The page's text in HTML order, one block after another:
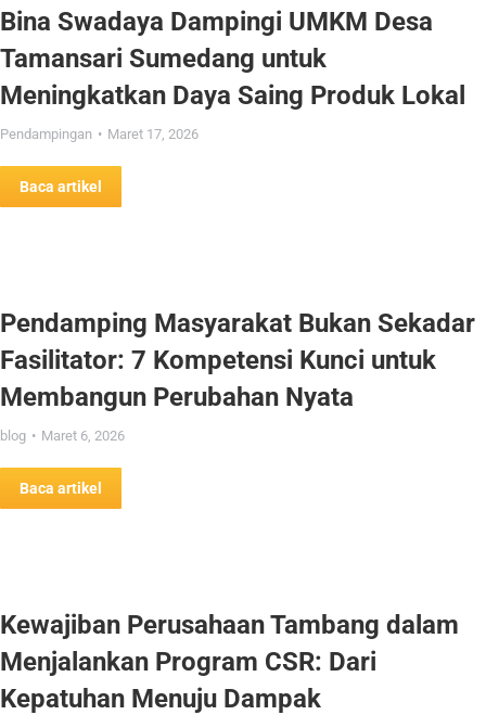
Bina Swadaya Dampingi UMKM Desa
Tamansari Sumedang untuk
Meningkatkan Daya Saing Produk Lokal
Pendampingan Maret 17, 2026
Baca artikel
Pendamping Masyarakat Bukan Sekadar
Fasilitator: 7 Kompetensi Kunci untuk
Membangun Perubahan Nyata
blog Maret 6, 2026
Baca artikel
Kewajiban Perusahaan Tambang dalam
Menjalankan Program CSR: Dari
Kepatuhan Menuju Dampak